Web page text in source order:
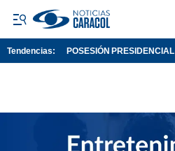
Tendencias: POSESIÓN PRESIDENCIAL